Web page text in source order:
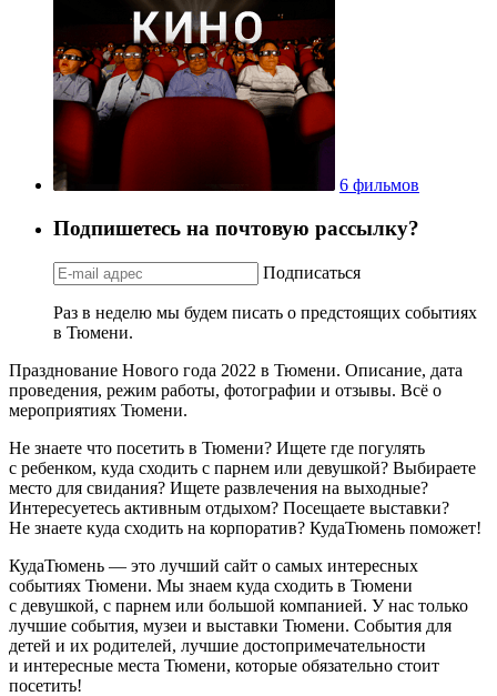
6 фильмов
Подпишетесь на почтовую рассылку?
Подписаться
Раз в неделю мы будем писать о предстоящих событиях
в Тюмени.
Празднование Нового года 2022 в Тюмени. Описание, дата
проведения, режим работы, фотографии и отзывы. Всё о
мероприятиях Тюмени.
Не знаете что посетить в Тюмени? Ищете где погулять
с ребенком, куда сходить с парнем или девушкой? Выбираете
место для свидания? Ищете развлечения на выходные?
Интересуетесь активным отдыхом? Посещаете выставки?
Не знаете куда сходить на корпоратив? КудаТюмень поможет!
КудаТюмень — это лучший сайт о самых интересных
событиях Тюмени. Мы знаем куда сходить в Тюмени
с девушкой, с парнем или большой компанией. У нас только
лучшие события, музеи и выставки Тюмени. События для
детей и их родителей, лучшие достопримечательности
и интересные места Тюмени, которые обязательно стоит
посетить!